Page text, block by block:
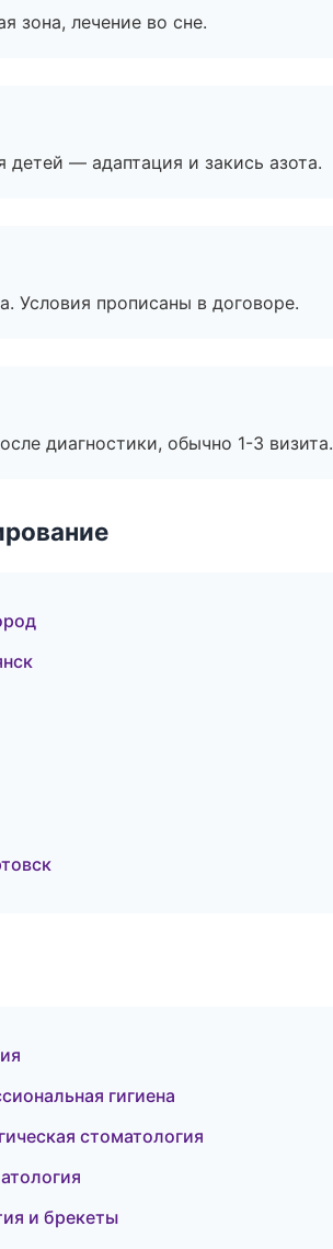
зона, лечение во сне.
детей — адаптация и закись азота.
Условия прописаны в договоре.
диагностики, обычно 1-3 визита.
гигиена
стоматология
и брекеты